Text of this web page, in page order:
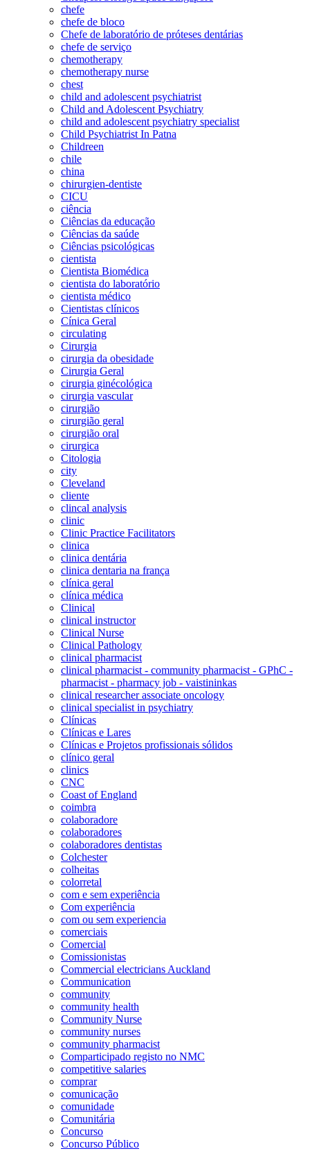
chefe
chefe de bloco
Chefe de laboratório de próteses dentárias
chefe de serviço
chemotherapy
chemotherapy nurse
chest
child and adolescent psychiatrist
Child and Adolescent Psychiatry
child and adolescent psychiatry specialist
Child Psychiatrist In Patna
Childreen
chile
china
chirurgien-dentiste
CICU
ciência
Ciências da educação
Ciências da saúde
Ciências psicológicas
cientista
Cientista Biomédica
cientista do laboratório
cientista médico
Cientistas clínicos
Cínica Geral
circulating
Cirurgia
cirurgia da obesidade
Cirurgia Geral
cirurgia ginécológica
cirurgia vascular
cirurgião
cirurgião geral
cirurgião oral
cirurgica
Citologia
city
Cleveland
cliente
clincal analysis
clinic
Clinic Practice Facilitators
clinica
clinica dentária
clinica dentaria na frança
clínica geral
clínica médica
Clinical
clinical instructor
Clinical Nurse
Clinical Pathology
clinical pharmacist
clinical pharmacist - community pharmacist - GPhC -
pharmacist - pharmacy job - vaistininkas
clinical researcher associate oncology
clinical specialist in psychiatry
Clínicas
Clínicas e Lares
Clínicas e Projetos profissionais sólidos
clínico geral
clinics
CNC
Coast of England
coimbra
colaboradore
colaboradores
colaboradores dentistas
Colchester
colheitas
colorretal
com e sem experiência
Com experiência
com ou sem experiencia
comerciais
Comercial
Comissionistas
Commercial electricians Auckland
Communication
community
community health
Community Nurse
community nurses
community pharmacist
Comparticipado registo no NMC
competitive salaries
comprar
comunicação
comunidade
Comunitária
Concurso
Concurso Público